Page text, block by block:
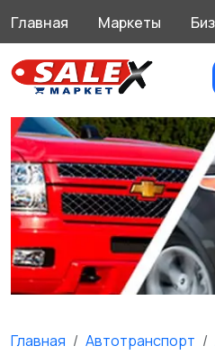
Главная Маркеты
Главная Автотранспорт